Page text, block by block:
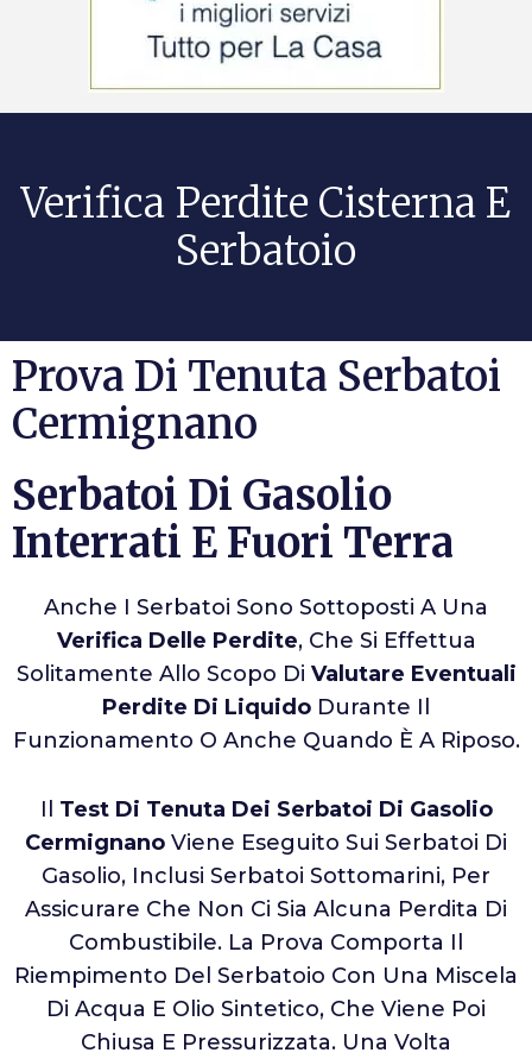
Verifica Perdite Cisterna E
Serbatoio
Prova Di Tenuta Serbatoi
Cermignano
Serbatoi Di Gasolio
Interrati E Fuori Terra
Anche I Serbatoi Sono Sottoposti A Una
Verifica Delle Perdite, Che Si Effettua
Solitamente Allo Scopo Di Valutare Eventuali
Perdite Di Liquido Durante Il
Funzionamento O Anche Quando È A Riposo.
Il Test Di Tenuta Dei Serbatoi Di Gasolio
Cermignano Viene Eseguito Sui Serbatoi Di
Gasolio, Inclusi Serbatoi Sottomarini, Per
Assicurare Che Non Ci Sia Alcuna Perdita Di
Combustibile. La Prova Comporta Il
Riempimento Del Serbatoio Con Una Miscela
Di Acqua E Olio Sintetico, Che Viene Poi
Chiusa E Pressurizzata. Una Volta